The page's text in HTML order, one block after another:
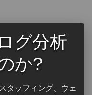
グ分析
か?
タッフィング、ウェ